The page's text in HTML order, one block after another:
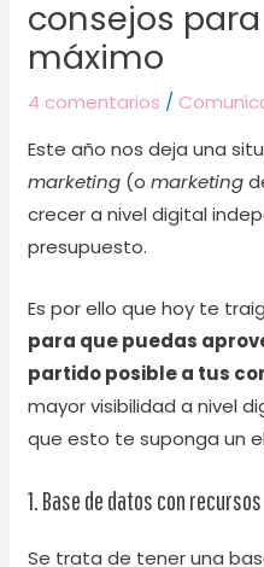
consejos
máximo
4 comentarios /
Este año nos deja una
marketing (omarketing
crecer a nivel digital
presupuesto.
Es por ello que hoy te
para que puedas
partido posible a tus
mayor visibilidad a nivel
que esto te suponga un
1. Base de datos con recursos
Se trata de tener una